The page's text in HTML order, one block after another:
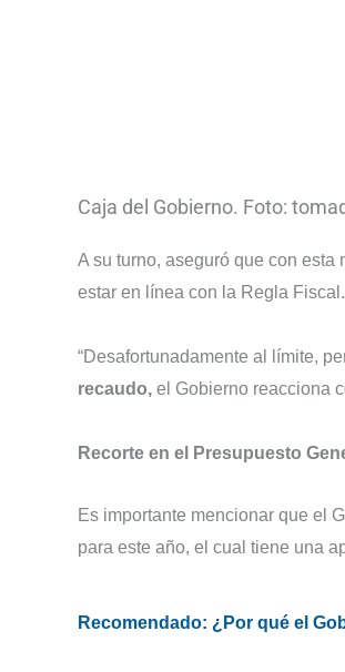
Caja del Gobierno. Foto:
A su turno, aseguró que con
estar en línea con la Regla Fiscal.
“Desafortunadamente al límite,
recaudo, el Gobierno reacciona
Recorte en el Presupuesto
Es importante mencionar que el
para este año, el cual tiene una
Recomendado: ¿Por qué el